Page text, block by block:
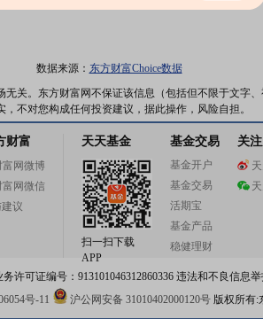
数据来源： 东方财富Choice数据
关。东方财富网不保证该信息（包括但不限于文字
不对您构成任何投资建议，据此操作，风险自担。
财富
富网微博
富网微信
议
天天基金
扫一扫下载
APP
基金交易
基金开户
基金交易
活期宝
基金产品
稳健理财
关
可证编号：913101046312860336 违法和不良信息举
号-11 沪公网安备 31010402000120号版权所有: